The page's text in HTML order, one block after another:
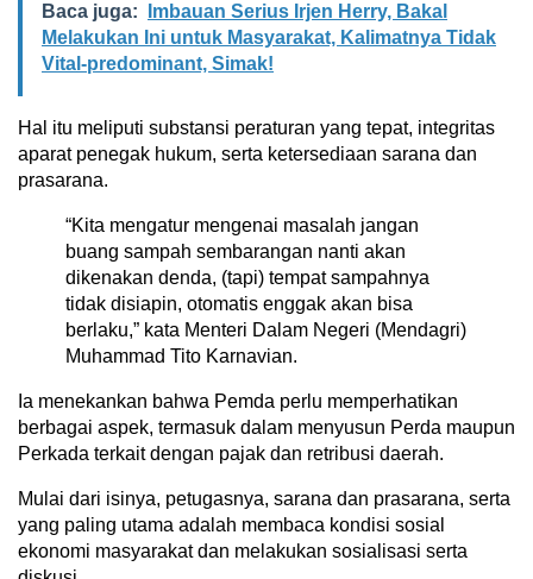
Baca juga:
Imbauan Serius Irjen Herry, Bakal
Melakukan Ini untuk Masyarakat, Kalimatnya Tidak
Vital-predominant, Simak!
Hal itu meliputi substansi peraturan yang tepat, integritas
aparat penegak hukum, serta ketersediaan sarana dan
prasarana.
“Kita mengatur mengenai masalah jangan
buang sampah sembarangan nanti akan
dikenakan denda, (tapi) tempat sampahnya
tidak disiapin, otomatis enggak akan bisa
berlaku,” kata Menteri Dalam Negeri (Mendagri)
Muhammad Tito Karnavian.
Ia menekankan bahwa Pemda perlu memperhatikan
berbagai aspek, termasuk dalam menyusun Perda maupun
Perkada terkait dengan pajak dan retribusi daerah.
Mulai dari isinya, petugasnya, sarana dan prasarana, serta
yang paling utama adalah membaca kondisi sosial
ekonomi masyarakat dan melakukan sosialisasi serta